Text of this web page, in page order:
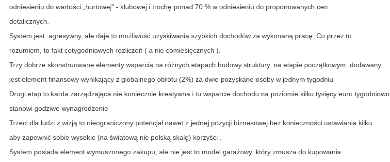
odniesieniu do wartości „hurtowej” - klubowej i trochę ponad 70 % w odniesieniu do proponowanych cen
detalicznych.
System jest agresywny, ale daje to możliwość uzyskiwania szybkich dochodów za wykonaną pracę. Co przez to
rozumiem, to fakt cotygodniowych rozliczeń ( a nie comiesięcznych ).
Trzy dobrze skonstruowane elementy wsparcia na różnych etapach budowy struktury. na etapie początkowym dodawany
jest element finansowy wynikający z globalnego obrotu (2%) za dwie pozyskane osoby w jednym tygodniu
Drugi etap to karda zarządzająca nie koniecznie kreatywna i tu wsparcie dochodu na poziomie kilku tysięcy euro tygodniowo
stanowi godziwe wynagrodzenie
Trzeci dla ludzi z wizją to nieograniczony potencjał nawet z jednej pozycji biznesowej bez konieczności ustawiania kilku
aby zapewnić sobie wysokie (na światową nie polską skalę) korzyści .
System posiada element wymuszonego zakupu, ale nie jest to model garażowy, który zmusza do kupowania